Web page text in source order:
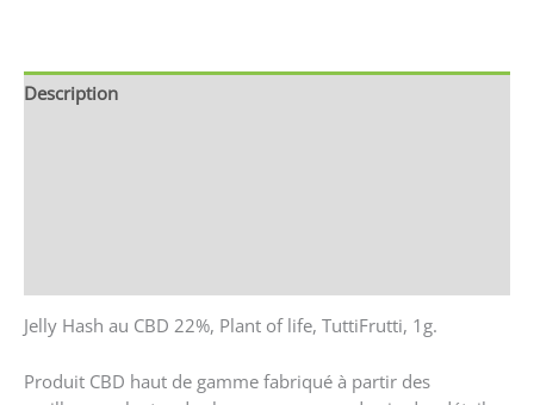
Description
Jelly Hash au CBD 22%, Plant of life, TuttiFrutti, 1g.
Produit CBD haut de gamme fabriqué à partir des